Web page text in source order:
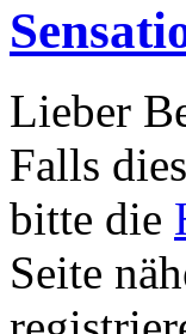
Lieber
Falls
bitte die
Seite